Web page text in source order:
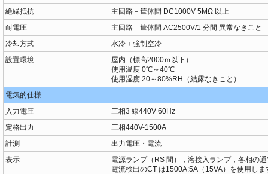
絶縁抵抗
主回路－筐体間 DC1000V 5MΩ 以上
耐電圧
主回路－筐体間 AC2500V/1 分間 異常なきこ
冷却方式
水冷＋強制空冷
設置環境
屋内（標高2000ｍ以下）
使用温度 0℃～40℃
使用湿度 20～80%RH（結露なきこと）
電気的仕様
入力電圧
三相3 線440V 60Hz
定格出力
三相440V-1500A
計測
出力電圧・電流
表示
電源ランプ（RS 間），溶接入ランプ，各相の
電流検出のCT は1500A:5A（15VA）を使用しま